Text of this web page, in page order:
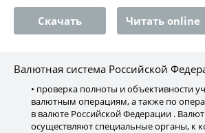
Скачать Читать online
Валютная система Российской
• проверка полноты и объективности
валютным операциям, а также по
в валюте Российской Федерации .
осуществляют специальные органы, к